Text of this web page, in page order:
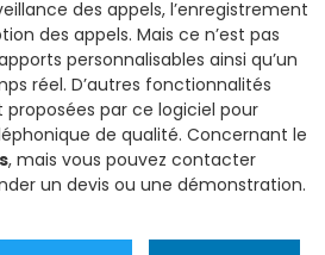
des appels, l’enregistrement
des appels. Mais ce n’est pas
personnalisables ainsi qu’un
réel. D’autres fonctionnalités
par ce logiciel pour
de qualité. Concernant le
, mais vous pouvez contacter
un devis ou une démonstration.